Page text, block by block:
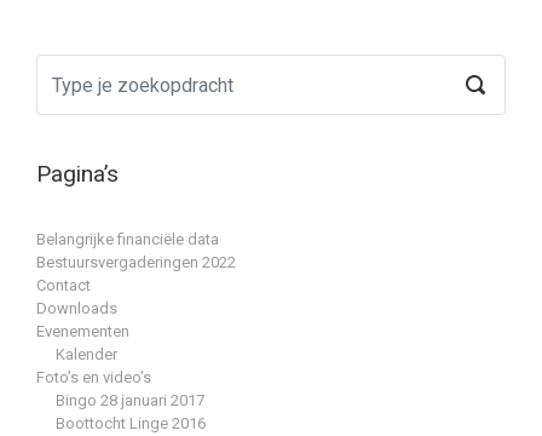
Pagina’s
Belangrijke financiële data
Bestuursvergaderingen 2022
Contact
Downloads
Evenementen
Kalender
Foto’s en video’s
Bingo 28 januari 2017
Boottocht Linge 2016